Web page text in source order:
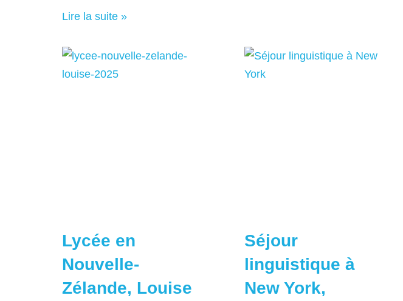
Lire la suite »
Lycée en
Nouvelle-
Zélande, Louise
Séjour
linguistique à
New York,